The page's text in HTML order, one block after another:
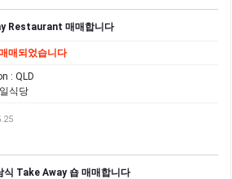
Restaurant 매매합니다
매되었습니다
: QLD
식당
식 Take Away 숍 매매합니다